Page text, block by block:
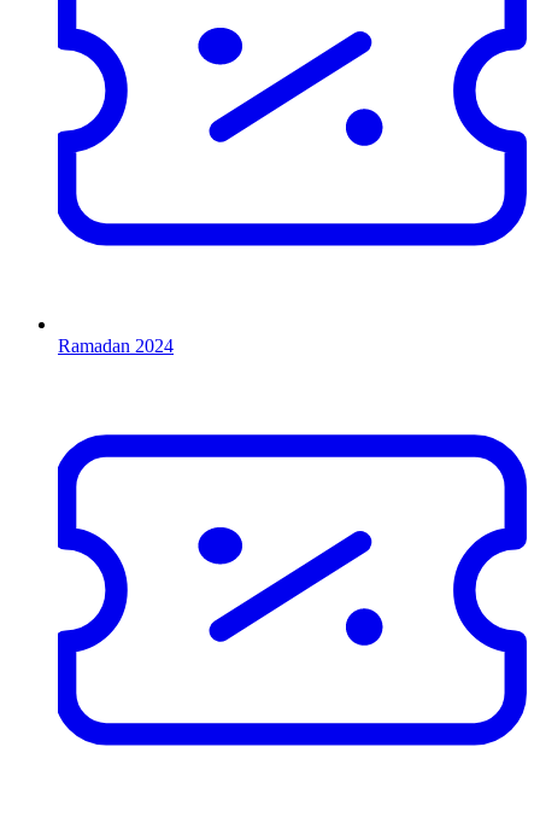
Ramadan 2024